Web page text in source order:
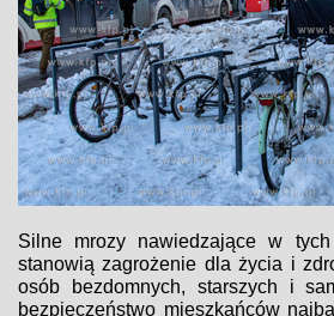
Silne mrozy nawiedzające w
stanowią zagrożenie dla życia i
osób bezdomnych, starszych i
bezpieczeństwo mieszkańców